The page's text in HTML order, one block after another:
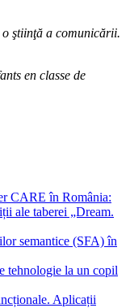
ştiinţă a comunicării.
en classe de
CARE în România:
ale taberei „Dream.
semantice (SFA) în
tehnologie la un copil
Aplicații